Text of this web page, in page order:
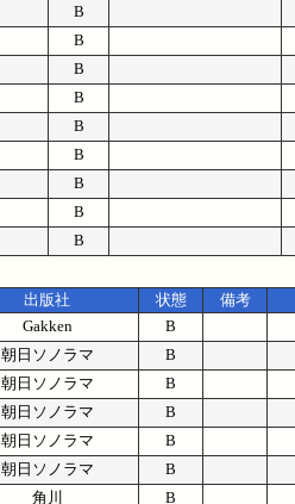
B
B
B
B
B
B
B
B
B
出版社 状態 備考
Gakken B
朝日ソノラマ B
朝日ソノラマ B
朝日ソノラマ B
朝日ソノラマ B
朝日ソノラマ B
角川 B